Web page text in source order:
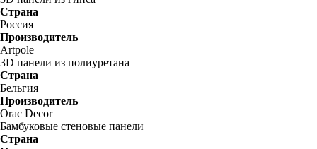
Страна
Россия
Производитель
Artpole
3D панели из полиуретана
Страна
Бельгия
Производитель
Orac Decor
Бамбуковые стеновые панели
Страна